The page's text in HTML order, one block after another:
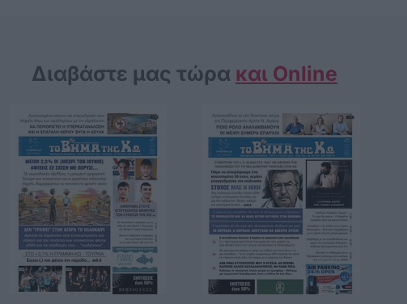
Διαβάστε μας τώρα και Online